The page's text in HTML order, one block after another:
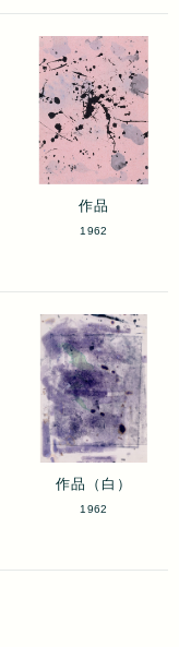
作品
1962
作品（白）
1962